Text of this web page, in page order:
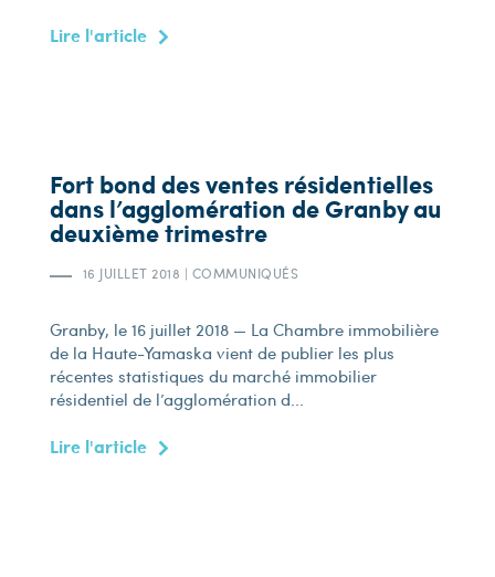
Lire l'article
Fort bond des ventes résidentielles
dans l’agglomération de Granby au
deuxième trimestre
16 JUILLET 2018 | COMMUNIQUÉS
Granby, le 16 juillet 2018 — La Chambre immobilière
de la Haute-Yamaska vient de publier les plus
récentes statistiques du marché immobilier
résidentiel de l’agglomération d...
Lire l'article